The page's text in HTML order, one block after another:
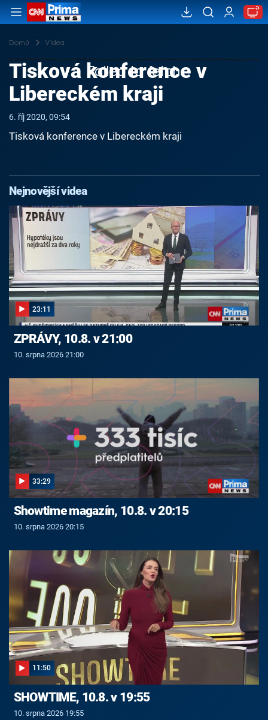
Domů Videa
Failed to fetch
Tisková konference v
Libereckém kraji
6. říj 2020, 09:54
Tisková konference v Libereckém kraji
Nejnovější videa
23:11
ZPRÁVY, 10.8. v 21:00
10. srpna 2026 21:00
33:29
Showtime magazín, 10.8. v 20:15
10. srpna 2026 20:15
11:50
SHOWTIME, 10.8. v 19:55
10. srpna 2026 19:55